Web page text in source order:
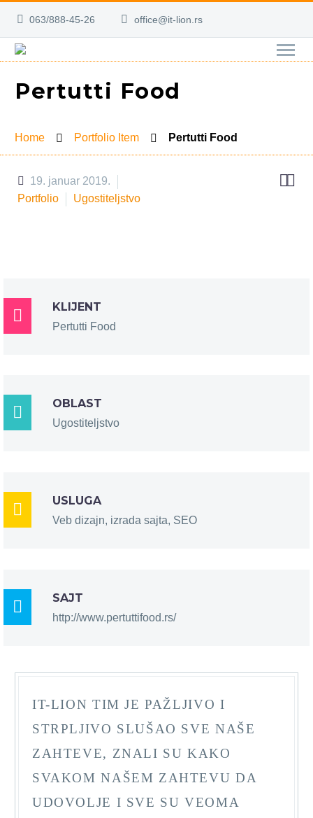
063/888-45-26 office@it-lion.rs
Pertutti Food
Home Portfolio Item Pertutti Food

19. januar 2019.
Portfolio
Ugostiteljstvo
 KLIJENT
Pertutti Food
 OBLAST
Ugostiteljstvo
 USLUGA
Veb dizajn, izrada sajta, SEO
 SAJT
http://www.pertuttifood.rs/
IT-LION TIM JE PAŽLJIVO I
STRPLJIVO SLUŠAO SVE NAŠE
ZAHTEVE, ZNALI SU KAKO
SVAKOM NAŠEM ZAHTEVU DA
UDOVOLJE I SVE SU VEOMA